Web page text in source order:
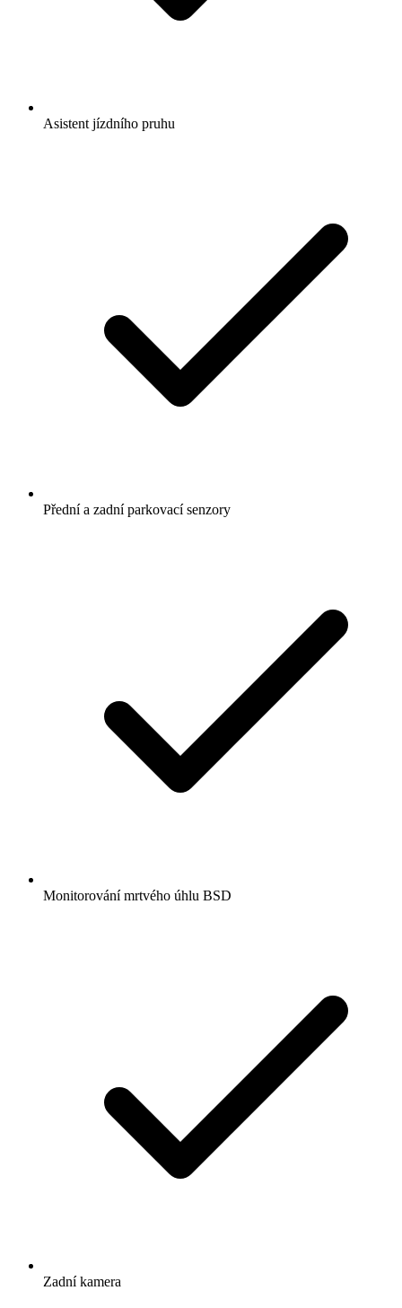
Asistent jízdního pruhu
Přední a zadní parkovací senzory
Monitorování mrtvého úhlu BSD
Zadní kamera